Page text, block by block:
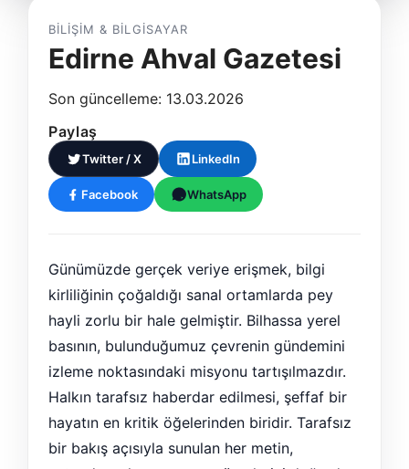
BILIŞIM & BILGISAYAR
Edirne Ahval Gazetesi
Son güncelleme: 13.03.2026
Paylaş
Twitter / X LinkedIn
Facebook WhatsApp
Günümüzde gerçek veriye erişmek, bilgi
kirliliğinin çoğaldığı sanal ortamlarda pey
hayli zorlu bir hale gelmiştir. Bilhassa yerel
basının, bulunduğumuz çevrenin gündemini
izleme noktasındaki misyonu tartışılmazdır.
Halkın tarafsız haberdar edilmesi, şeffaf bir
hayatın en kritik öğelerinden biridir. Tarafsız
bir bakış açısıyla sunulan her metin,